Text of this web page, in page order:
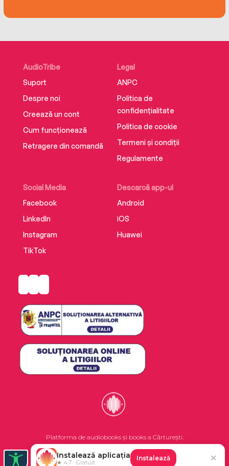
AudioTribe
Suport
Despre noi
Creează un cont
Cum funcționează
Retragere din comandă
Social Media
Facebook
LinkedIn
Instagram
TikTok
Descarcă app-ul
Android
iOS
Huawei
Legal
ANPC
Politica de
confidențialitate
Politica de cookie
Termeni și condiții
Regulamente
Platforma de audiobooks și books a Cărturești.
©2026 Nemo EPG SRL. Toate drepturile rezervate.
Instalează aplicația
★ 4.7 · Gratuit
Instalează ✕